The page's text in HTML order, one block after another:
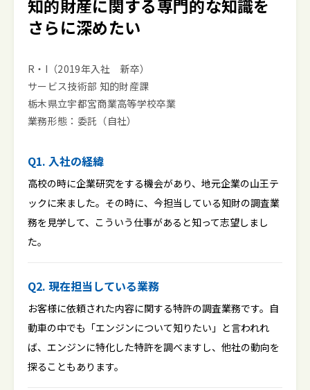
知的財産に関する専門的な知識を
さらに深めたい
R・I（2019年入社 新卒）
サービス技術部 知的財産課
栃木県立宇都宮商業高等学校卒業
業務形態：委託（自社）
Q1. 入社の経緯
高校の時に企業研究をする機会があり、地元企業の山王テ
ックに来ました。その時に、今担当している知財の調査業
務を見学して、こういう仕事があると知って志望しまし
た。
Q2. 現在担当している業務
お客様に依頼された内容に関する特許の調査業務です。自
動車の中でも「エンジンについて知りたい」と言われれ
ば、エンジンに特化した特許を調べますし、他社の動向を
探ることもあります。